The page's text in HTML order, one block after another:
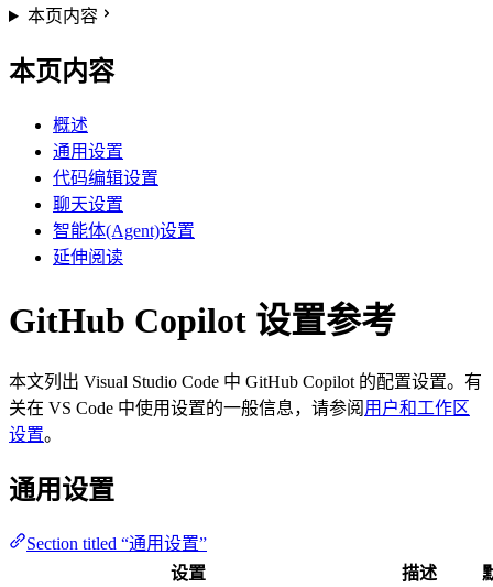
本页内容
本页内容
概述
通用设置
代码编辑设置
聊天设置
智能体(Agent)设置
延伸阅读
GitHub Copilot 设置参考
本文列出 Visual Studio Code 中 GitHub Copilot 的配置设置。有
关在 VS Code 中使用设置的一般信息，请参阅 用户和工作区
设置。
通用设置
Section titled “通用设置”
设置
描述